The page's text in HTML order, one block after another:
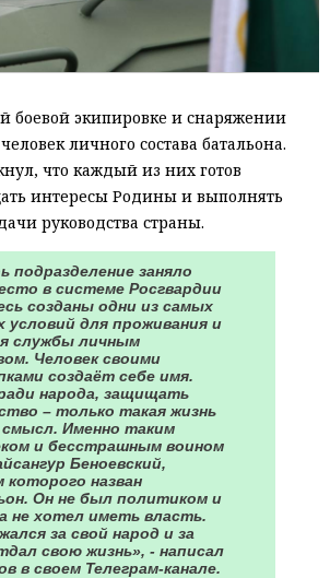
боевой экипировке и снаряжении
личного состава батальона.
что каждый из них готов
интересы Родины и выполнять
руководства страны.
подразделение заняло
в системе Росгвардии
созданы одни из самых
условий для проживания и
службы личным
Человек своими
создаёт себе имя.
народа, защищать
– только такая жизнь
Именно таким
и бесстрашным воином
Беноевский,
которого назван
Он не был политиком и
не хотел иметь власть.
за свой народ и за
свою жизнь», - написал
в своем Телеграм-канале.